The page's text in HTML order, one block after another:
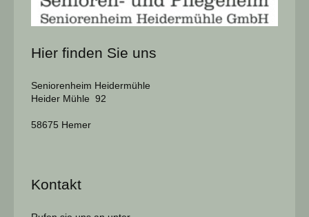
Hier finden Sie uns
Seniorenheim Heidermühle
Heider Mühle 92
58675 Hemer
Kontakt